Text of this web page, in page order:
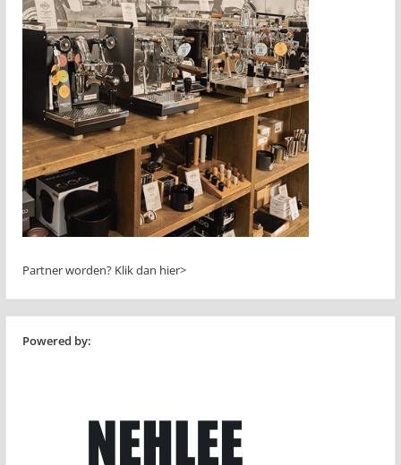
Partner worden? Klik dan hier>
Powered by: